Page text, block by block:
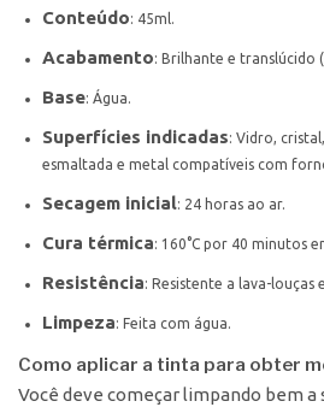
Conteúdo: 45ml.
Acabamento: Brilhante e translúcido
Base: Água.
Superfícies indicadas: Vidro,
esmaltada e metal compatíveis com
Secagem inicial: 24 horas ao ar.
Cura térmica: 160°C por 40 minutos
Resistência: Resistente a lava-louças
Limpeza: Feita com água.
Como aplicar a tinta para obter
Você deve começar limpando bem